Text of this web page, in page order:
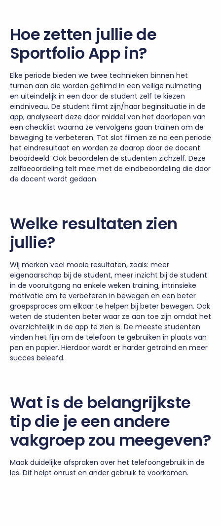
Hoe zetten jullie de
Sportfolio App in?
Elke periode bieden we twee technieken binnen het
turnen aan die worden gefilmd in een veilige nulmeting
en uiteindelijk in een door de student zelf te kiezen
eindniveau. De student filmt zijn/haar beginsituatie in de
app, analyseert deze door middel van het doorlopen van
een checklist waarna ze vervolgens gaan trainen om de
beweging te verbeteren. Tot slot filmen ze na een periode
het eindresultaat en worden ze daarop door de docent
beoordeeld. Ook beoordelen de studenten zichzelf. Deze
zelfbeoordeling telt mee met de eindbeoordeling die door
de docent wordt gedaan.
Welke resultaten zien
jullie?
Wij merken veel mooie resultaten, zoals: meer
eigenaarschap bij de student, meer inzicht bij de student
in de vooruitgang na enkele weken training, intrinsieke
motivatie om te verbeteren in bewegen en een beter
groepsproces om elkaar te helpen bij beter bewegen. Ook
weten de studenten beter waar ze aan toe zijn omdat het
overzichtelijk in de app te zien is. De meeste studenten
vinden het fijn om de telefoon te gebruiken in plaats van
pen en papier. Hierdoor wordt er harder getraind en meer
succes beleefd.
Wat is de belangrijkste
tip die je een andere
vakgroep zou meegeven?
Maak duidelijke afspraken over het telefoongebruik in de
les. Dit helpt onrust en ander gebruik te voorkomen.